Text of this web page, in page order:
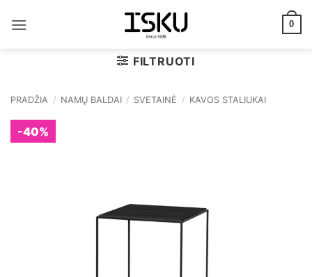
0
FILTRUOTI
PRADŽIA / NAMŲ BALDAI / SVETAINĖ / KAVOS STALIUKAI
-40%